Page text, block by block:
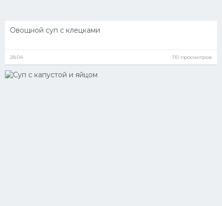
Овощной суп с клецками
28.04 110 просмотров